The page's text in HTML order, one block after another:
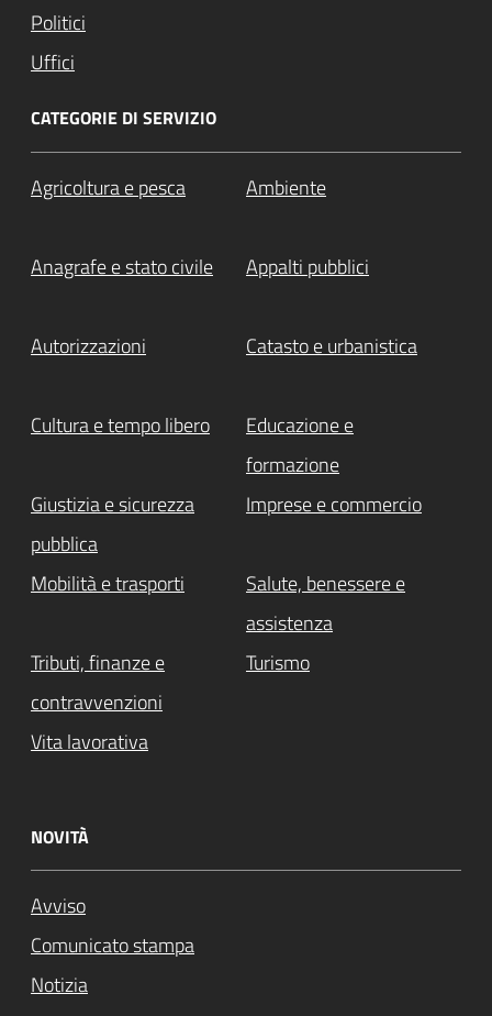
Politici
Uffici
CATEGORIE DI SERVIZIO
Agricoltura e pesca Ambiente
Anagrafe e stato civile Appalti pubblici
Autorizzazioni Catasto e urbanistica
Cultura e tempo libero
Educazione e
formazione
Giustizia e sicurezza
pubblica
Imprese e commercio
Mobilità e trasporti
Salute, benessere e
assistenza
Tributi, finanze e
contravvenzioni
Turismo
Vita lavorativa
NOVITÀ
Avviso
Comunicato stampa
Notizia